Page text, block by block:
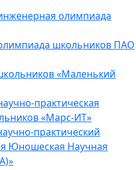
олимпиада
школьников ПАО
«Маленький
практическая
«Марс-ИТ»
практический
Юношеская Научная